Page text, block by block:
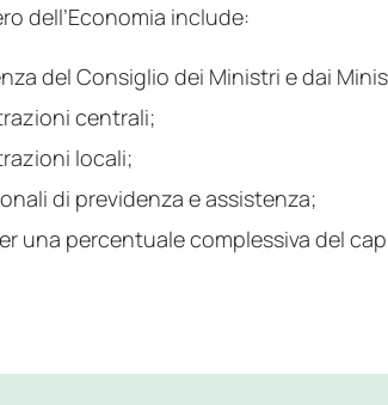
dell’Economia include:
del Consiglio dei Ministri e dai
centrali;
locali;
di previdenza e assistenza;
percentuale complessiva del